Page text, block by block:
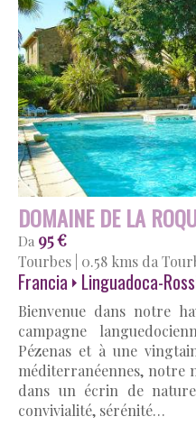
DOMAINE DE LA
Da 95 €
Tourbes 0.58 kms da
Francia Linguadoca-
Bienvenue dans notre
campagne
Pézenas et à une
méditerranéennes, notre
dans un écrin de
convivialité, sérénité…